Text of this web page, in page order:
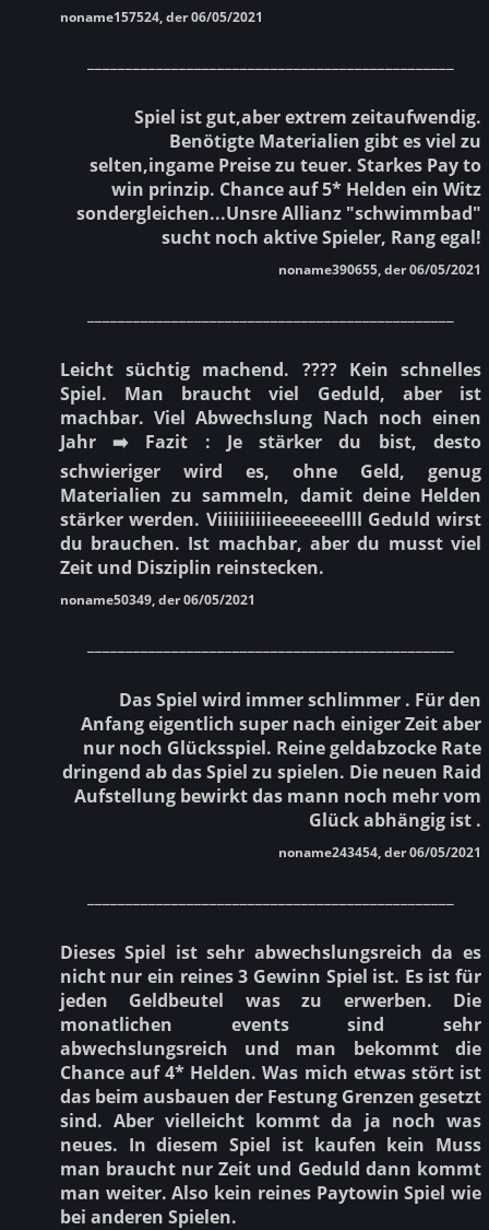
noname157524, der 06/05/2021
Spiel ist gut,aber extrem zeitaufwendig.
Benötigte Materialien gibt es viel zu
selten,ingame Preise zu teuer. Starkes Pay to
win prinzip. Chance auf 5* Helden ein Witz
sondergleichen...Unsre Allianz "schwimmbad"
sucht noch aktive Spieler, Rang egal!
noname390655, der 06/05/2021
Leicht süchtig machend. ???? Kein schnelles
Spiel. Man braucht viel Geduld, aber ist
machbar. Viel Abwechslung Nach noch einen
Jahr ➡️ Fazit : Je stärker du bist, desto
schwieriger wird es, ohne Geld, genug
Materialien zu sammeln, damit deine Helden
stärker werden. Viiiiiiiiiieeeeeeellll Geduld wirst
du brauchen. Ist machbar, aber du musst viel
Zeit und Disziplin reinstecken.
noname50349, der 06/05/2021
Das Spiel wird immer schlimmer . Für den
Anfang eigentlich super nach einiger Zeit aber
nur noch Glücksspiel. Reine geldabzocke Rate
dringend ab das Spiel zu spielen. Die neuen Raid
Aufstellung bewirkt das mann noch mehr vom
Glück abhängig ist .
noname243454, der 06/05/2021
Dieses Spiel ist sehr abwechslungsreich da es
nicht nur ein reines 3 Gewinn Spiel ist. Es ist für
jeden Geldbeutel was zu erwerben. Die
monatlichen events sind sehr
abwechslungsreich und man bekommt die
Chance auf 4* Helden. Was mich etwas stört ist
das beim ausbauen der Festung Grenzen gesetzt
sind. Aber vielleicht kommt da ja noch was
neues. In diesem Spiel ist kaufen kein Muss
man braucht nur Zeit und Geduld dann kommt
man weiter. Also kein reines Paytowin Spiel wie
bei anderen Spielen.